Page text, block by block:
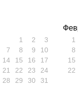
1 2
3
7 8 9
10
14 15 16
17
21 22 23
24
28 29 30 31
1
8
15
22